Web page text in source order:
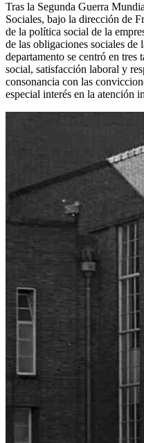
Tras la Segunda Guerra
Sociales, bajo la dirección de
de la política social de la
de las obligaciones sociales de
departamento se centró en tres
social, satisfacción laboral y
consonancia con las
especial interés en la atención